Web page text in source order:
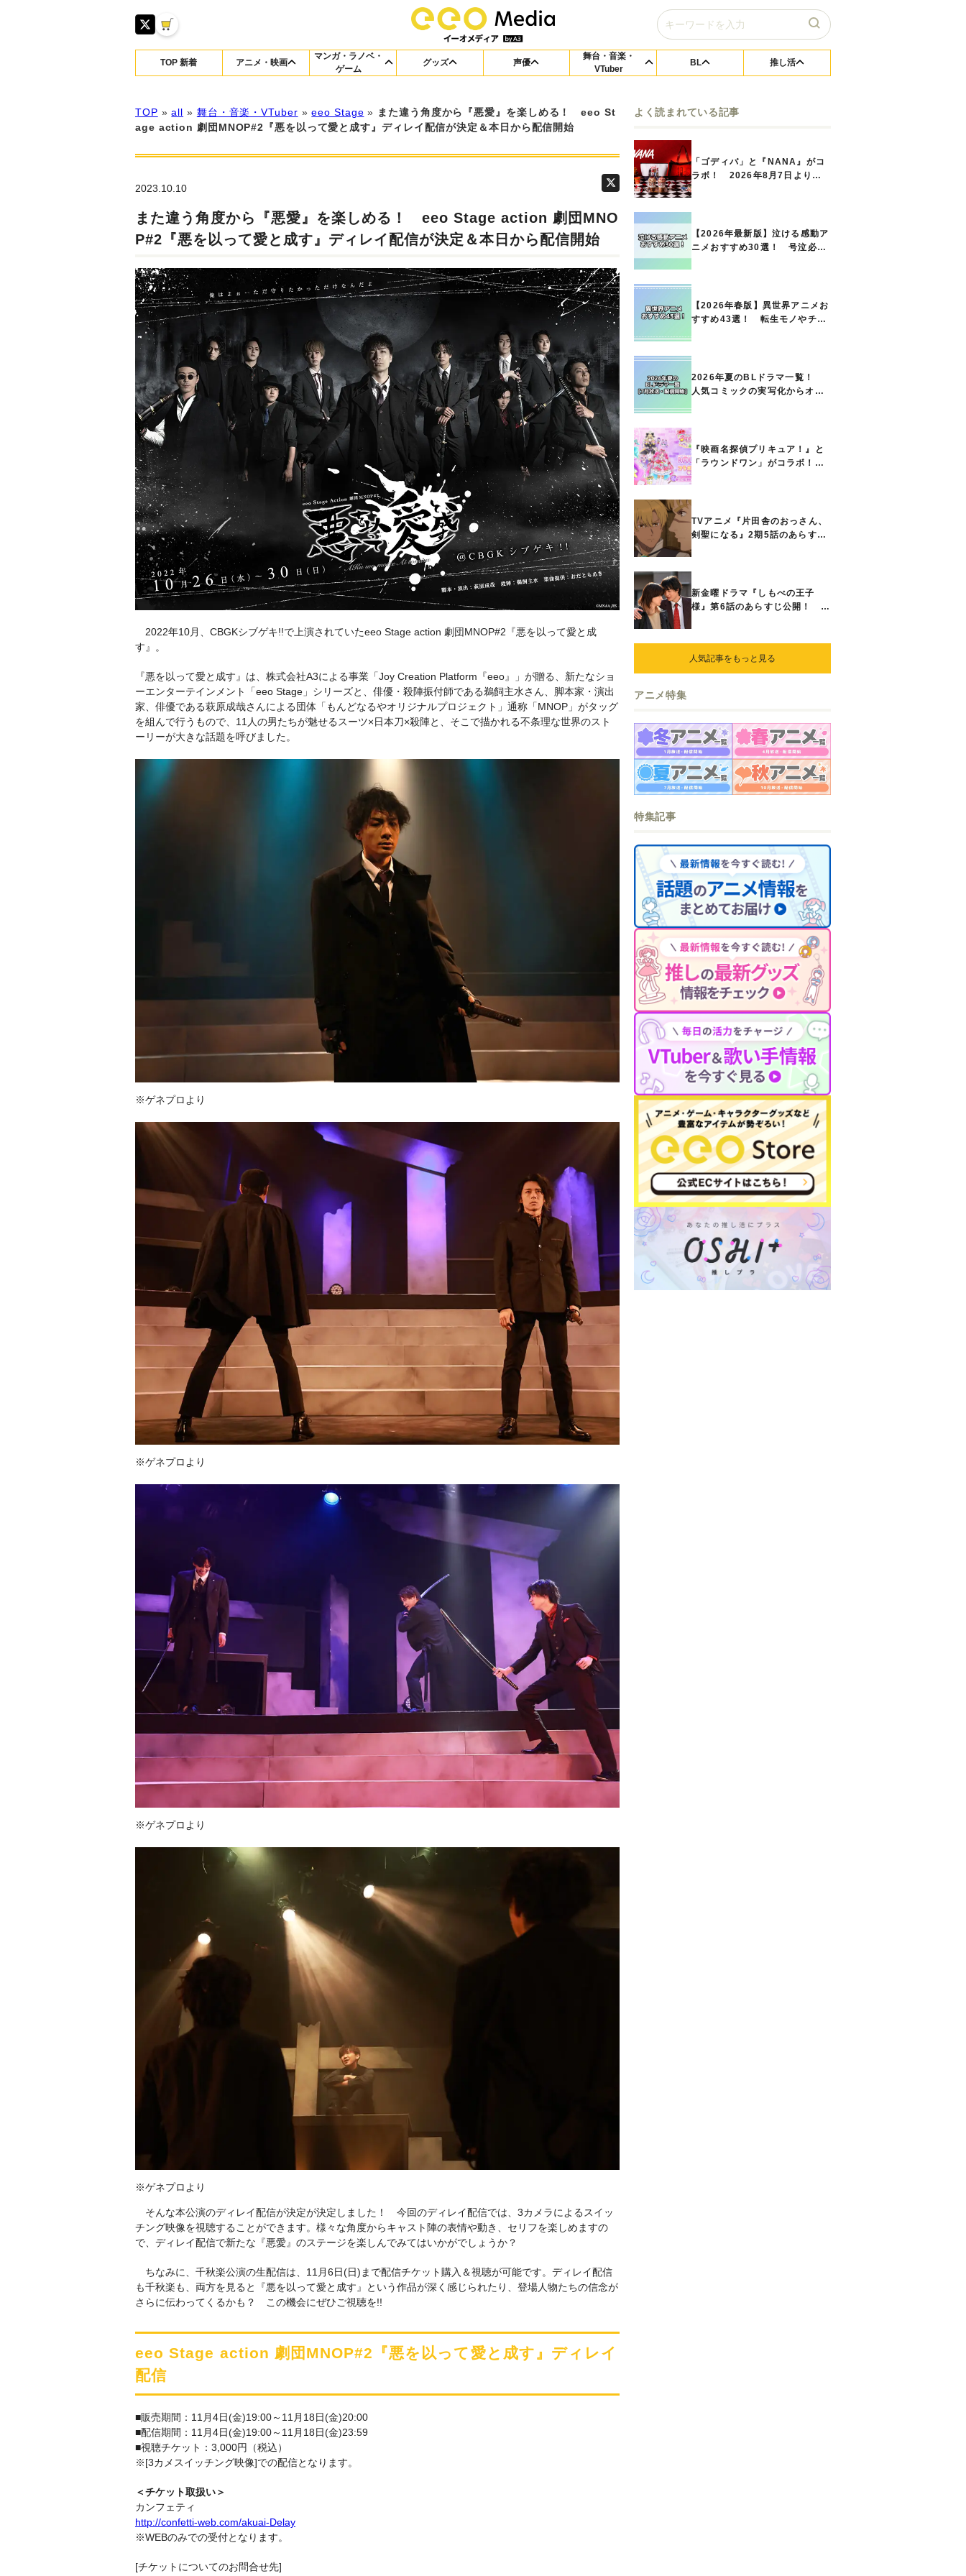
TOP 新着 アニメ・映画
マンガ・ラノベ・
ゲーム
グッズ 声優
舞台・音楽・
VTuber
BL 推し活
TOP »all » 舞台・音楽・VTuber »eeo Stage » また違う角度から『悪愛』を楽しめる！ eeo St
age action 劇団MNOP#2『悪を以って愛と成す』ディレイ配信が決定＆本日から配信開始
2023.10.10
また違う角度から『悪愛』を楽しめる！ eeo Stage action 劇団MNO
P#2『悪を以って愛と成す』ディレイ配信が決定＆本日から配信開始
2022年10月、CBGKシブゲキ!!で上演されていたeeo Stage action 劇団MNOP#2『悪を以って愛と成
す』。
『悪を以って愛と成す』は、株式会社A3による事業「Joy Creation Platform『eeo』」が贈る、新たなショ
ーエンターテインメント「eeo Stage」シリーズと、俳優・殺陣振付師である鵜飼主水さん、脚本家・演出
家、俳優である萩原成哉さんによる団体「もんどなるやオリジナルプロジェクト」通称「MNOP」がタッグ
を組んで行うもので、11人の男たちが魅せるスーツ×日本刀×殺陣と、そこで描かれる不条理な世界のスト
ーリーが大きな話題を呼びました。
※ゲネプロより
※ゲネプロより
※ゲネプロより
※ゲネプロより
そんな本公演のディレイ配信が決定が決定しました！ 今回のディレイ配信では、3カメラによるスイッ
チング映像を視聴することができます。様々な角度からキャスト陣の表情や動き、セリフを楽しめますの
で、ディレイ配信で新たな『悪愛』のステージを楽しんでみてはいかがでしょうか？
ちなみに、千秋楽公演の生配信は、11月6日(日)まで配信チケット購入＆視聴が可能です。ディレイ配信
も千秋楽も、両方を見ると『悪を以って愛と成す』という作品が深く感じられたり、登場人物たちの信念が
さらに伝わってくるかも？ この機会にぜひご視聴を!!
eeo Stage action 劇団MNOP#2『悪を以って愛と成す』ディレイ
配信
■販売期間：11月4日(金)19:00～11月18日(金)20:00
■配信期間：11月4日(金)19:00～11月18日(金)23:59
■視聴チケット：3,000円（税込）
※[3カメスイッチング映像]での配信となります。
＜チケット取扱い＞
カンフェティ
http://confetti-web.com/akuai-Delay
※WEBのみでの受付となります。
[チケットについてのお問合せ先]
よく読まれている記事
「ゴディバ」と『NANA』がコ
ラボ！ 2026年8月7日よりシ
【2026年最新版】泣ける感動ア
ニメおすすめ30選！ 号泣必須
【2026年春版】異世界アニメお
すすめ43選！ 転生モノやチー
2026年夏のBLドラマ一覧！
人気コミックの実写化からオリ
『映画名探偵プリキュア！』と
「ラウンドワン」がコラボ！
TVアニメ『片田舎のおっさん、
剣聖になる』2期5話のあらすじ
新金曜ドラマ『しもべの王子
様』第6話のあらすじ公開！ 直
人気記事をもっと見る
アニメ特集
特集記事